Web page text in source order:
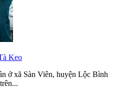
Keo
ở xã Sàn Viên, huyện Lộc Bình